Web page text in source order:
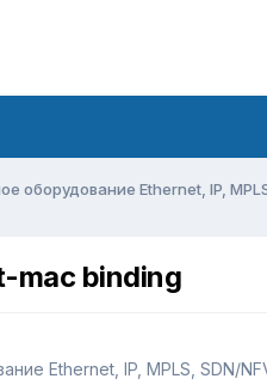
оборудование Ethernet, IP,
mac binding
Ethernet, IP, MPLS, SDN/